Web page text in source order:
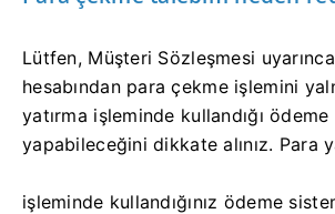
Lütfen, Müşteri Sözleşmesi
hesabından para çekme işlemini
yatırma işleminde kullandığı
yapabileceğini dikkate alınız. Para
işleminde kullandığınız ödeme